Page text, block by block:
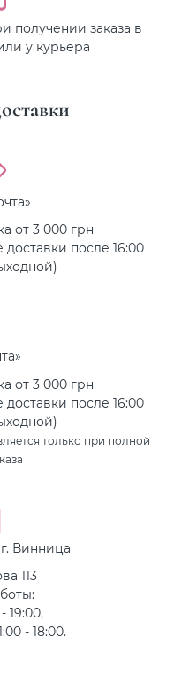
получении заказа в
у курьера
от 3 000 грн
после 16:00
от 3 000 грн
после 16:00
только при полной
Винница
113
19:00,
- 18:00.